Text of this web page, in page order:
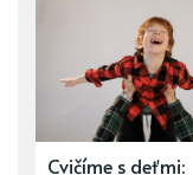
Cvičíme s deťmi: